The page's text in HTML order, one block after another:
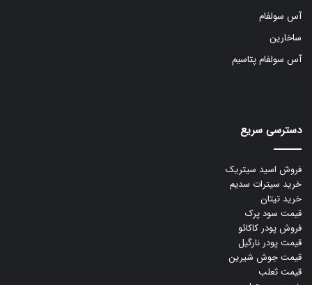
آس سولفام
ساخارین
آس سولفام پتاسیم
دسترسی سریع
فروش اسید سیتریک
خرید سیترات سدیم
خرید تیتان
قیمت سود پرک
فروش پودر کاکائو
قیمت پودر نارگیل
قیمت جوش شیرین
قیمت ثعلب